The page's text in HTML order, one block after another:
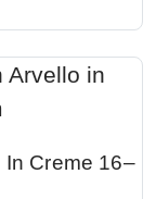
In Creme 16–